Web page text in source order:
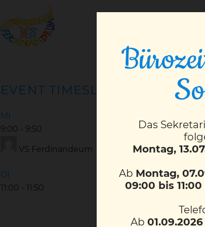
EVENT TIMESLOTS (2)
MI
9:00 - 9:50
VS Ferdinandeum
DI
11:00 - 11:50
Das
Montag,
Ab Montag,
09:00 bis
Ab 01.09.2026